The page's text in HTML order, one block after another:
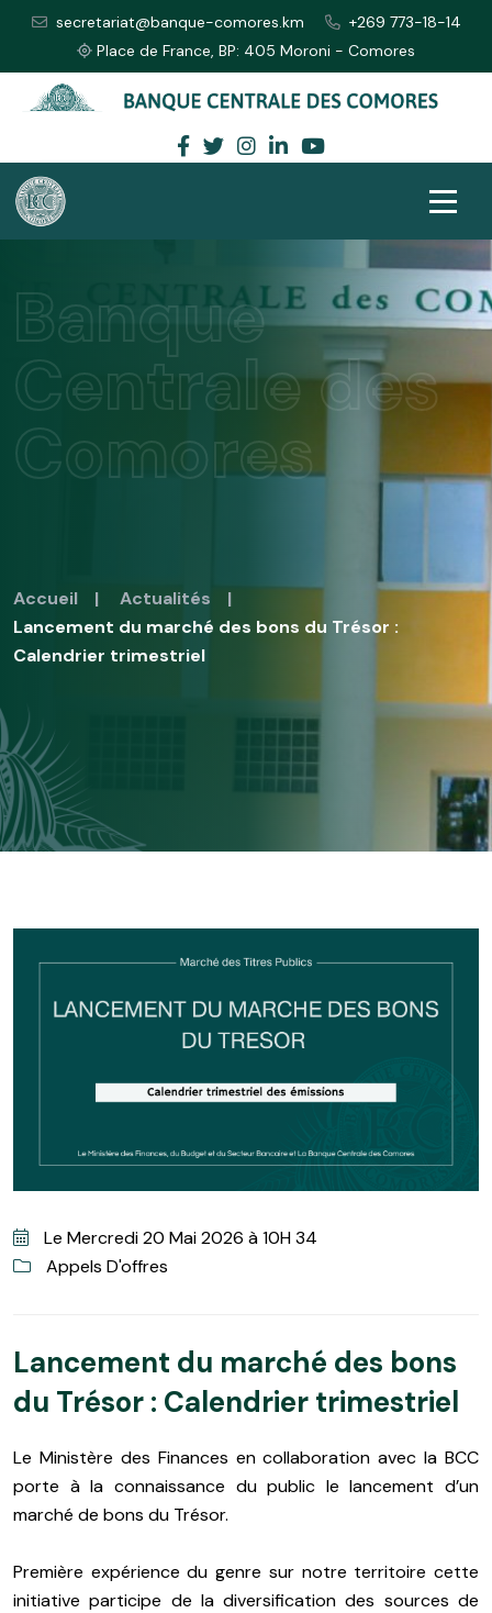
secretariat@banque-comores.km
+269 773-18-14
Place de France, BP: 405 Moroni - Comores
Banque
Centrale des
Comores
Accueil | Actualités
|
Lancement du marché des bons du Trésor :
Calendrier trimestriel
Le Mercredi 20 Mai 2026 à 10H 34
Appels D'offres
Lancement du marché des bons
du Trésor : Calendrier trimestriel
Le Ministère des Finances en collaboration avec la BCC
porte à la connaissance du public le lancement d’un
marché de bons du Trésor.
Première expérience du genre sur notre territoire cette
initiative participe de la diversification des sources de